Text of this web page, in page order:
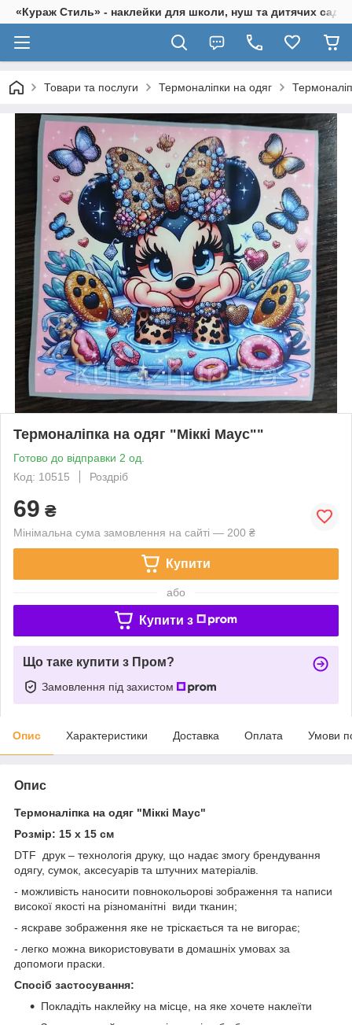
«Кураж Стиль» - наклейки для школи, нуш та дитячих
Товари та послуги Термоналіпки на одяг
Термоналіпка на одяг "Міккі Маус""
Готово до відправки 2 од.
Код: 10515
Роздріб
69 ₴
Мінімальна сума замовлення на сайті — 200 ₴
Купити
або
Купити з
Що таке купити з Пром?
Замовлення під захистом
Опис Характеристики Доставка Оплата Умови
Опис
Термоналіпка на одяг "Міккі Маус"
Розмір: 15 х 15 см
DTF друк – технологія друку, що надає змогу брендування
одягу, сумок, аксесуарів та штучних матеріалів.
- можливість наносити повнокольорові зображення та написи
високої якості на різноманітні види тканин;
- яскраве зображення яке не тріскається та не вигорає;
- легко можна використовувати в домашніх умовах за
допомоги праски.
Спосіб застосування:
Покладіть наклейку на місце, на яке хочете наклеїти